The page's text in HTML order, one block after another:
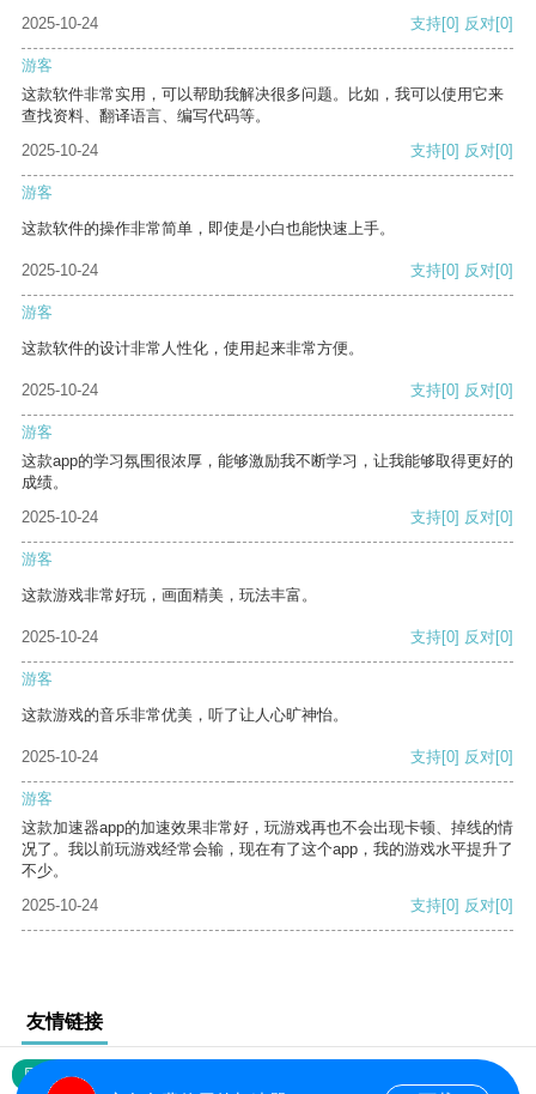
2025-10-24
支持[0] 反对[0]
游客
这款软件非常实用，可以帮助我解决很多问题。比如，我可以使用它来
查找资料、翻译语言、编写代码等。
2025-10-24
支持[0] 反对[0]
游客
这款软件的操作非常简单，即使是小白也能快速上手。
2025-10-24 支持[0] 反对[0]
游客
这款软件的设计非常人性化，使用起来非常方便。
2025-10-24 支持[0] 反对[0]
游客
这款app的学习氛围很浓厚，能够激励我不断学习，让我能够取得更好的
成绩。
2025-10-24
支持[0] 反对[0]
游客
这款游戏非常好玩，画面精美，玩法丰富。
2025-10-24 支持[0] 反对[0]
游客
这款游戏的音乐非常优美，听了让人心旷神怡。
2025-10-24 支持[0] 反对[0]
游客
这款加速器app的加速效果非常好，玩游戏再也不会出现卡顿、掉线的情
况了。我以前玩游戏经常会输，现在有了这个app，我的游戏水平提升了
不少。
2025-10-24
支持[0] 反对[0]
友情链接
网站地图